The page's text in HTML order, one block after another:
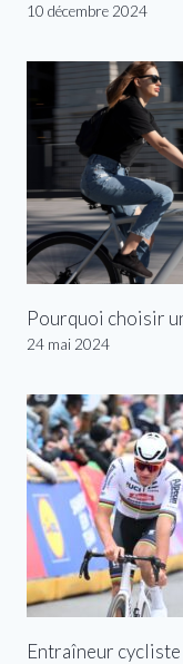
10 décembre 2024
Pourquoi choisir
24 mai 2024
Entraîneur